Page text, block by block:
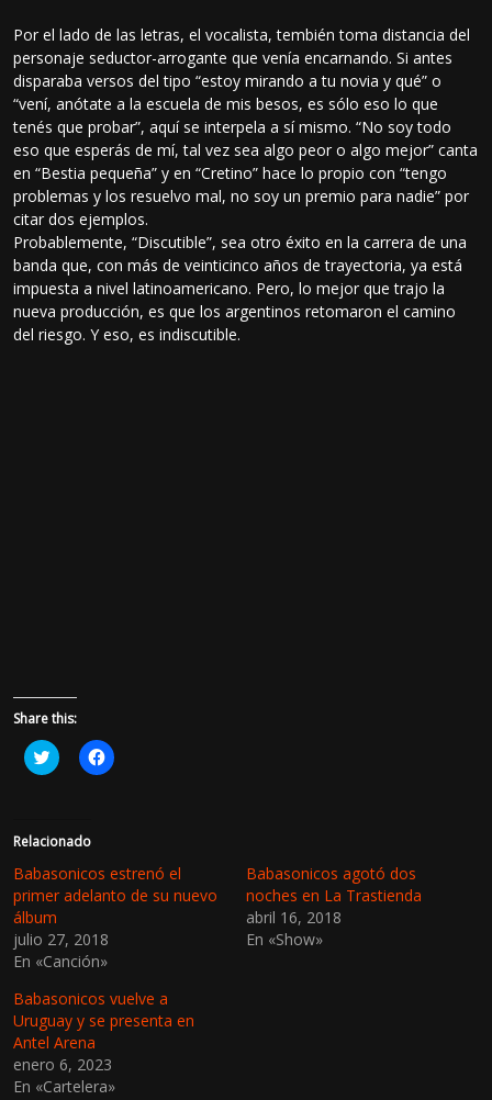
Por el lado de las letras, el vocalista, tembién toma distancia del
personaje seductor-arrogante que venía encarnando. Si antes
disparaba versos del tipo “estoy mirando a tu novia y qué” o
“vení, anótate a la escuela de mis besos, es sólo eso lo que
tenés que probar”, aquí se interpela a sí mismo. “No soy todo
eso que esperás de mí, tal vez sea algo peor o algo mejor” canta
en “Bestia pequeña” y en “Cretino” hace lo propio con “tengo
problemas y los resuelvo mal, no soy un premio para nadie” por
citar dos ejemplos.
Probablemente, “Discutible”, sea otro éxito en la carrera de una
banda que, con más de veinticinco años de trayectoria, ya está
impuesta a nivel latinoamericano. Pero, lo mejor que trajo la
nueva producción, es que los argentinos retomaron el camino
del riesgo. Y eso, es indiscutible.
Share this:
H
a
c
a
r
a
c
o
m
p
a
t
i
r
e
n
T
w
H
a
a
r
a
m
a
t
r
F
a
Relacionado
Babasonicos estrenó el
primer adelanto de su nuevo
álbum
julio 27, 2018
En «Canción»
Babasonicos agotó dos
noches en La Trastienda
abril 16, 2018
En «Show»
Babasonicos vuelve a
Uruguay y se presenta en
Antel Arena
enero 6, 2023
En «Cartelera»